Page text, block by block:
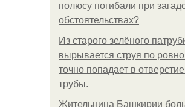
полюсу погибали при
обстоятельствах?
Из старого зелёного
вырывается струя по
точно попадает в
трубы.
Жительница Башкирии